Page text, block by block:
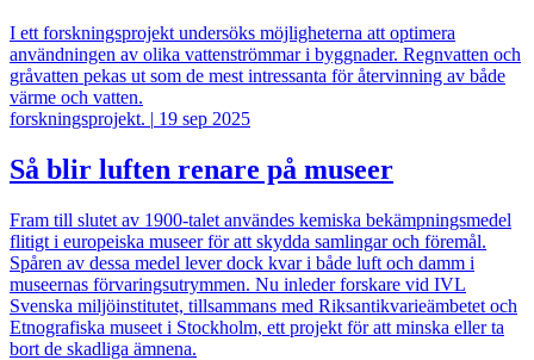
I ett forskningsprojekt undersöks möjligheterna att optimera
användningen av olika vattenströmmar i byggnader. Regnvatten och
gråvatten pekas ut som de mest intressanta för återvinning av både
värme och vatten.
forskningsprojekt. | 19 sep 2025
Så blir luften renare på museer
Fram till slutet av 1900-talet användes kemiska bekämpningsmedel
flitigt i europeiska museer för att skydda samlingar och föremål.
Spåren av dessa medel lever dock kvar i både luft och damm i
museernas förvaringsutrymmen. Nu inleder forskare vid IVL
Svenska miljöinstitutet, tillsammans med Riksantikvarieämbetet och
Etnografiska museet i Stockholm, ett projekt för att minska eller ta
bort de skadliga ämnena.